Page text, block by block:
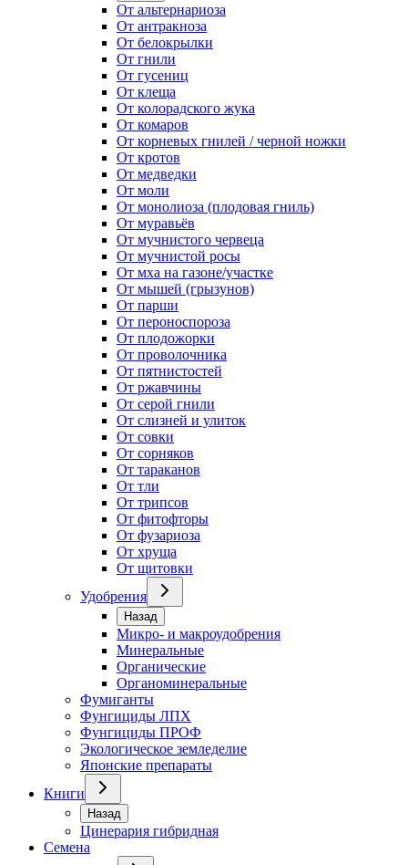
От альтернариоза
От антракноза
От белокрылки
От гнили
От гусениц
От клеща
От колорадского жука
От комаров
От корневых гнилей / черной ножки
От кротов
От медведки
От моли
От монолиоза (плодовая гниль)
От муравьёв
От мучнистого червеца
От мучнистой росы
От мха на газоне/участке
От мышей (грызунов)
От парши
От пероноспороза
От плодожорки
От проволочника
От пятнистостей
От ржавчины
От серой гнили
От слизней и улиток
От совки
От сорняков
От тараканов
От тли
От трипсов
От фитофторы
От фузариоза
От хруща
От щитовки
Удобрения
Назад
Микро- и макроудобрения
Минеральные
Органические
Органоминеральные
Фумиганты
Фунгициды ЛПХ
Фунгициды ПРОФ
Экологическое земледелие
Японские препараты
Книги
Назад
Цинерария гибридная
Семена